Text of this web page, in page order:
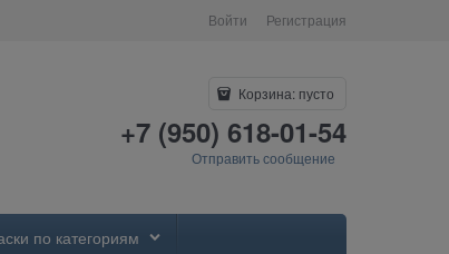
Войти Регистрация
Корзина: пусто
+7 (950) 618-01-54
Отправить сообщение
по категориям